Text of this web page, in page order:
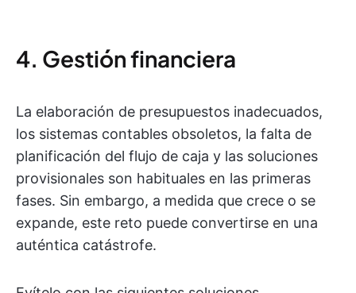
4. Gestión financiera
La elaboración de presupuestos inadecuados,
los sistemas contables obsoletos, la falta de
planificación del flujo de caja y las soluciones
provisionales son habituales en las primeras
fases. Sin embargo, a medida que crece o se
expande, este reto puede convertirse en una
auténtica catástrofe.